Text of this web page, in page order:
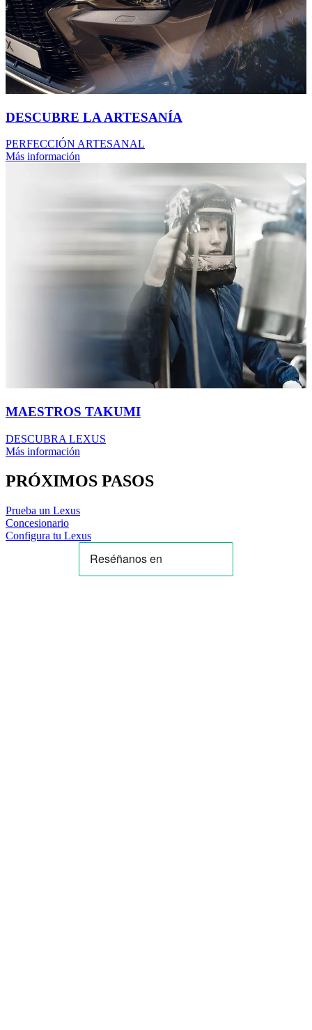
DESCUBRE LA ARTESANÍA
PERFECCIÓN ARTESANAL
Más información
MAESTROS TAKUMI
DESCUBRA LEXUS
Más información
PRÓXIMOS PASOS
Prueba un Lexus
Concesionario
Configura tu Lexus